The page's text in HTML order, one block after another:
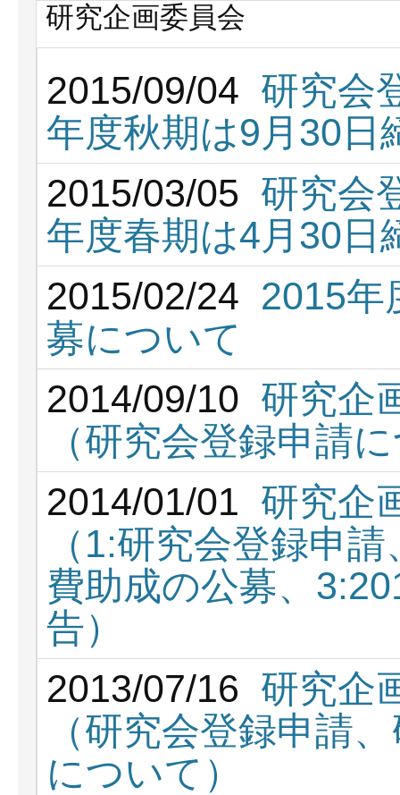
研究企画委員会
2015/09/04 研究会
年度秋期は9月30日
2015/03/05 研究会
年度春期は4月30日
2015/02/24 2015年
募について
2014/09/10 研究企
（研究会登録申請
2014/01/01 研究企
（1:研究会登録申
費助成の公募、
告）
2013/07/16 研究企
（研究会登録申請
について）